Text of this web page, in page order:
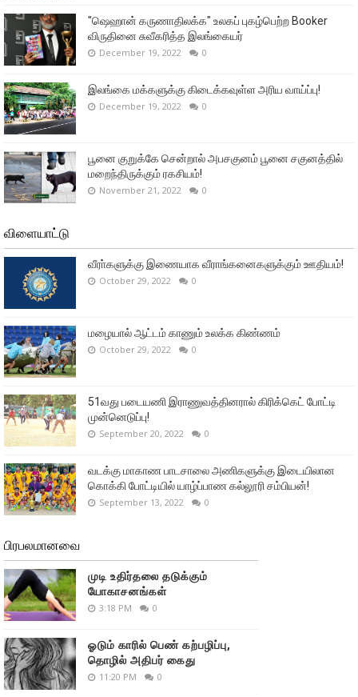
"ஷெஹான் கருணாதிலக்க" உலகப் புகழ்பெற்ற Booker
விருதினை சுவீகரித்த இலங்கையர்
December 19, 2022 0
இலங்கை மக்களுக்கு கிடைக்கவுள்ள அரிய வாய்ப்பு!
December 19, 2022 0
பூனை குறுக்கே சென்றால் அபசகுனம் பூனை சகுனத்தில்
மறைந்திருக்கும் ரகசியம்!
November 21, 2022 0
விளையாட்டு
வீரா்களுக்கு இணையாக வீராங்கனைகளுக்கும் ஊதியம்!
October 29, 2022 0
மழையால் ஆட்டம் காணும் உலக்க கிண்ணம்
October 29, 2022 0
51வது படையணி இராணுவத்தினரால் கிரிக்கெட் போட்டி
முன்னெடுப்பு!
September 20, 2022 0
வடக்கு மாகாண பாடசாலை அணிகளுக்கு இடையிலான
கொக்கி போட்டியில் யாழ்ப்பாண கல்லூரி சம்பியன்!
September 13, 2022 0
பிரபலமானவை
முடி உதிர்தலை தடுக்கும்
யோகாசனங்கள்
3:18 PM 0
ஓடும் காரில் பெண் கற்பழிப்பு,
தொழில் அதிபர் கைது
11:20 PM 0